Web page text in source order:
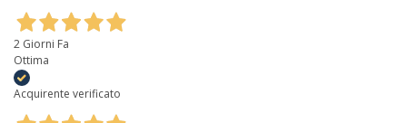
2 Giorni Fa
Ottima
Acquirente verificato